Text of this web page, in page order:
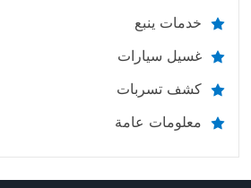
خدمات ينبع
غسيل سيارات
كشف تسربات
معلومات عامة